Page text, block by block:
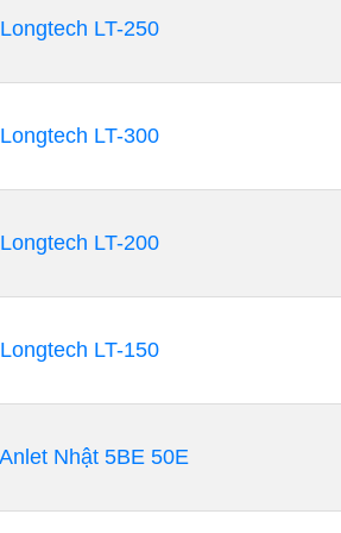
Tâm Nhất Phát
LT-250
LT-300
LT-200
LT-150
Nhật 5BE 50E